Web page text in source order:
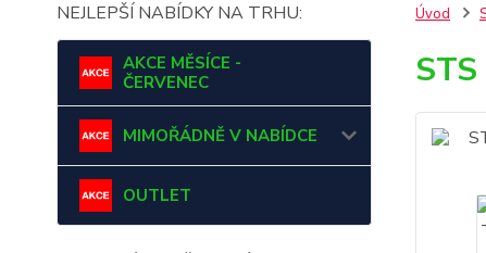
NEJLEPŠÍ NABÍDKY NA TRHU:
AKCE MĚSÍCE -
ČERVENEC
MIMOŘÁDNĚ V NABÍDCE
OUTLET
Úvod